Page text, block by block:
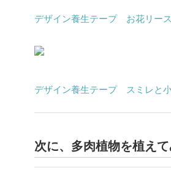
デザイン養生テープ お花リー
デザイン養生テープ スミレと
次に、多肉植物を植えて